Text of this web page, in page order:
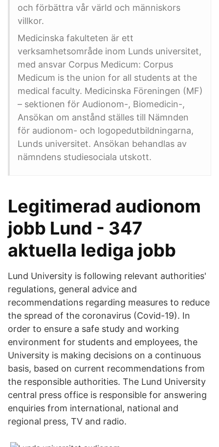
och förbättra vår värld och människors
villkor.
Medicinska fakulteten är ett
verksamhetsområde inom Lunds universitet,
med ansvar Corpus Medicum: Corpus
Medicum is the union for all students at the
medical faculty. Medicinska Föreningen (MF)
– sektionen för Audionom-, Biomedicin-,
Ansökan om anstånd ställes till Nämnden
för audionom- och logopedutbildningarna,
Lunds universitet. Ansökan behandlas av
nämndens studiesociala utskott.
Legitimerad audionom
jobb Lund - 347
aktuella lediga jobb
Lund University is following relevant authorities'
regulations, general advice and
recommendations regarding measures to reduce
the spread of the coronavirus (Covid-19). In
order to ensure a safe study and working
environment for students and employees, the
University is making decisions on a continuous
basis, based on current recommendations from
the responsible authorities. The Lund University
central press office is responsible for answering
enquiries from international, national and
regional press, TV and radio.